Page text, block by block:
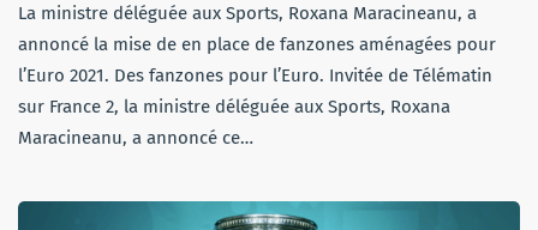
La ministre déléguée aux Sports, Roxana Maracineanu, a
annoncé la mise de en place de fanzones aménagées pour
l’Euro 2021. Des fanzones pour l’Euro. Invitée de Télématin
sur France 2, la ministre déléguée aux Sports, Roxana
Maracineanu, a annoncé ce…